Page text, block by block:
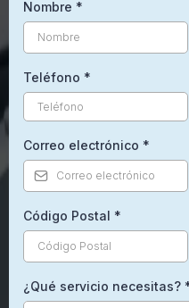
Nombre *
Teléfono *
Correo electrónico *
Código Postal *
¿Qué servicio necesitas?